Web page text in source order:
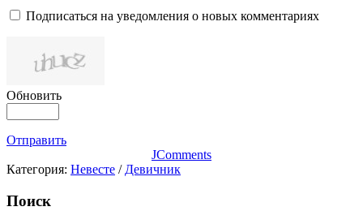
Подписаться на уведомления о новых комментариях
Обновить
Отправить
JComments
Категория: Невесте /Девичник
Поиск